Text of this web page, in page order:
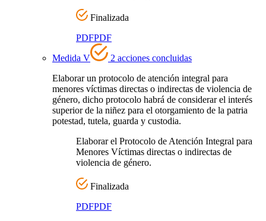
Finalizada
PDFPDF
Medida V
2 acciones concluidas
Elaborar un protocolo de atención integral para
menores víctimas directas o indirectas de violencia de
género, dicho protocolo habrá de considerar el interés
superior de la niñez para el otorgamiento de la patria
potestad, tutela, guarda y custodia.
Elaborar el Protocolo de Atención Integral para
Menores Víctimas directas o indirectas de
violencia de género.
Finalizada
PDFPDF